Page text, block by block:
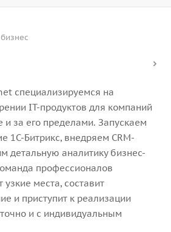
специализируемся на
IT-продуктов для компаний
и за его пределами. Запускаем
1С-Битрикс, внедряем CRM-
детальную аналитику бизнес-
профессионалов
места, составит
и приступит к реализации
и с индивидуальным